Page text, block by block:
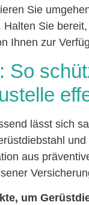
Sie
Halten Sie
Ihnen zur
So
lässt sich
aus
um